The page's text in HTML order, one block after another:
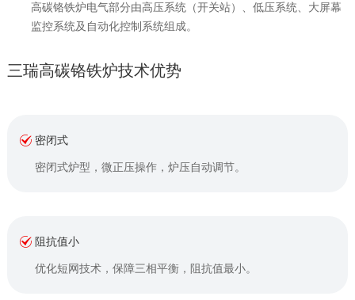
高碳铬铁炉电气部分由高压系统（开关站）、低压系统、大屏幕
监控系统及自动化控制系统组成。
三瑞高碳铬铁炉技术优势
密闭式
密闭式炉型，微正压操作，炉压自动调节。
阻抗值小
优化短网技术，保障三相平衡，阻抗值最小。